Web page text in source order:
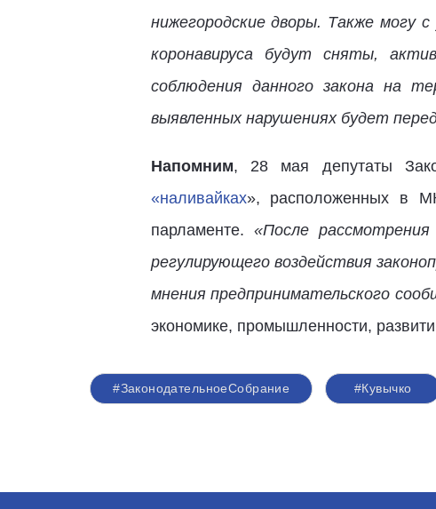
нижегородские дворы. Также могу
коронавируса будут сняты,
соблюдения данного закона на
выявленных нарушениях будет
Напомним, 28 мая депутаты
«наливайках», расположенных в
парламенте. «После
регулирующего воздействия
мнения предпринимательского
экономике, промышленности,
#ЗаконодательноеСобрание #Кувычко